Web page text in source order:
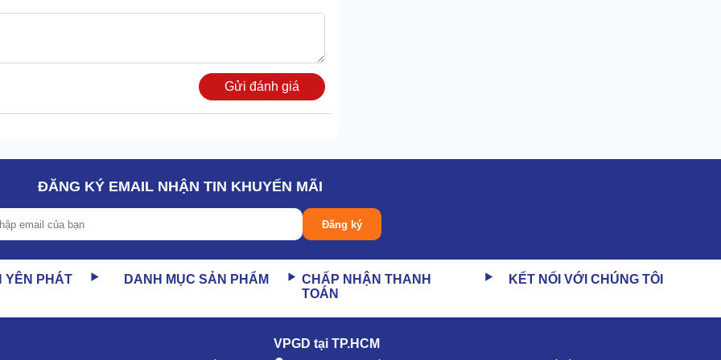
cố bằng vật liệu hoàn thiện chất lượng cao.
gỉ siêu bền, chống va đập cực tốt.
Gửi đánh giá
ĐĂNG KÝ EMAIL NHẬN TIN KHUYẾN MÃI
Đăng ký
YÊN PHÁT DANH MỤC SẢN PHẨM
CHẤP NHẬN THANH
TOÁN
KẾT NỐI VỚI CHÚNG TÔI
VPGD tại TP.HCM